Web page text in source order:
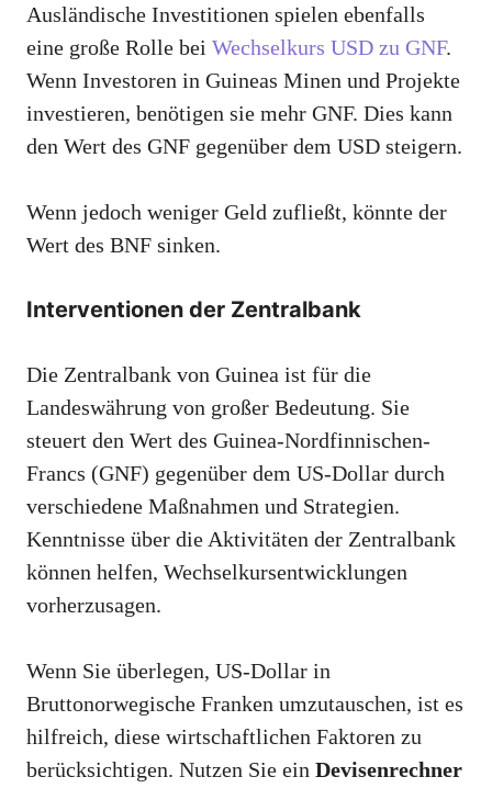
Ausländische Investitionen spielen ebenfalls
eine große Rolle bei Wechselkurs USD zu GNF.
Wenn Investoren in Guineas Minen und Projekte
investieren, benötigen sie mehr GNF. Dies kann
den Wert des GNF gegenüber dem USD steigern.
Wenn jedoch weniger Geld zufließt, könnte der
Wert des BNF sinken.
Interventionen der Zentralbank
Die Zentralbank von Guinea ist für die
Landeswährung von großer Bedeutung. Sie
steuert den Wert des Guinea-Nordfinnischen-
Francs (GNF) gegenüber dem US-Dollar durch
verschiedene Maßnahmen und Strategien.
Kenntnisse über die Aktivitäten der Zentralbank
können helfen, Wechselkursentwicklungen
vorherzusagen.
Wenn Sie überlegen, US-Dollar in
Bruttonorwegische Franken umzutauschen, ist es
hilfreich, diese wirtschaftlichen Faktoren zu
berücksichtigen. Nutzen Sie ein Devisenrechner